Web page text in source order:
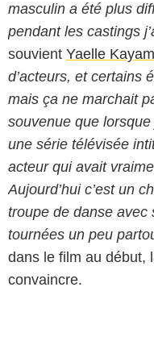
masculin a été plus
pendant les castings
souvient Yaelle Kayam
d’acteurs, et certains
mais ça ne marchait
souvenue que
une série télévisée
acteur qui avait
Aujourd’hui c’est un
troupe de danse avec
tournées un peu
dans le film au début,
convaincre.